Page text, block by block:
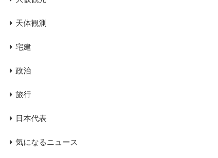
天体観測
宅建
政治
旅行
日本代表
気になるニュース